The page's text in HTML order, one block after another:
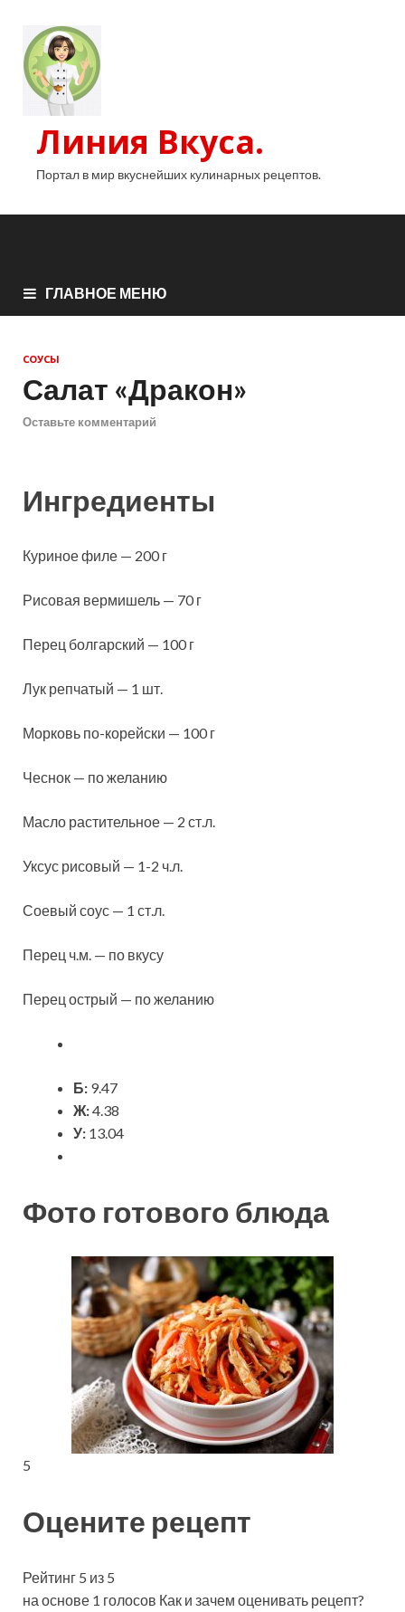
Линия Вкуса.
Портал в мир вкуснейших кулинарных рецептов.
ГЛАВНОЕ МЕНЮ
СОУСЫ
Салат «Дракон»
Оставьте комментарий
Ингредиенты
Куриное филе — 200 г
Рисовая вермишель — 70 г
Перец болгарский — 100 г
Лук репчатый — 1 шт.
Морковь по-корейски — 100 г
Чеснок — по желанию
Масло растительное — 2 ст.л.
Уксус рисовый — 1-2 ч.л.
Соевый соус — 1 ст.л.
Перец ч.м. — по вкусу
Перец острый — по желанию
Б: 9.47
Ж:4.38
У: 13.04
Фото готового блюда
5
Оцените рецепт
Рейтинг 5 из 5
на основе 1 голосов Как и зачем оценивать рецепт?